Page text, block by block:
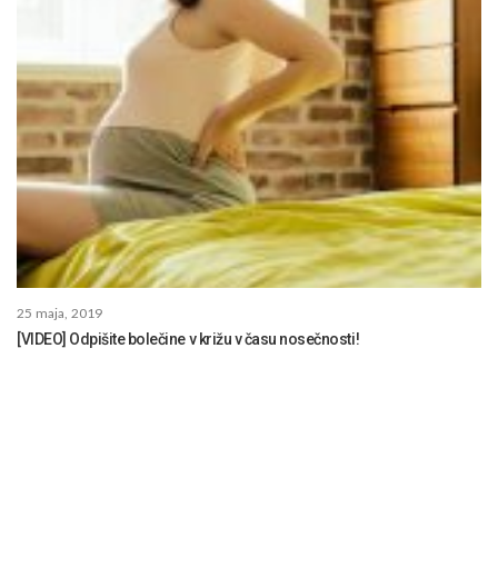
25 maja, 2019
[VIDEO] Odpišite bolečine v križu v času nosečnosti!